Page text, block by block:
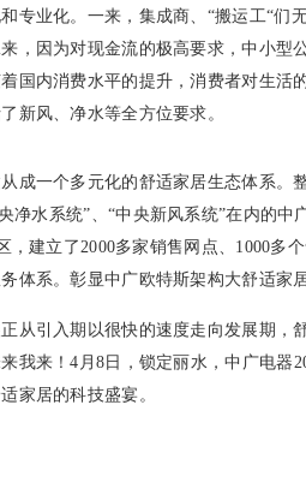
专业化。一来，集成商、“搬运工“们
，因为对现金流的极高要求，中小型
国内消费水平的提升，消费者对生活
新风、净水等全方位要求。
一个多元化的舒适家居生态体系。整
净水系统”、“中央新风系统”在内的中
，建立了2000多家销售网点、1000多
体系。彰显中广欧特斯架构大舒适家居
引入期以很快的速度走向发展期，
我来！4月8日，锁定丽水，中广电器
家居的科技盛宴。